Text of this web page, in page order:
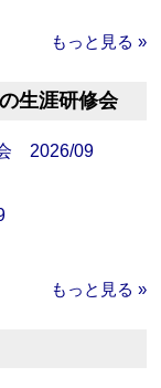
もっと見る »
生涯研修会
2026/09
もっと見る »